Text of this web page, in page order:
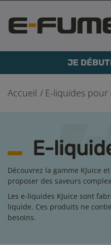
JE
Accueil E-liquides
E-
Découvrez la gamme KJuice
proposer des saveurs
Les e-liquides KJuice sont
liquide. Ces produits ne
besoins.